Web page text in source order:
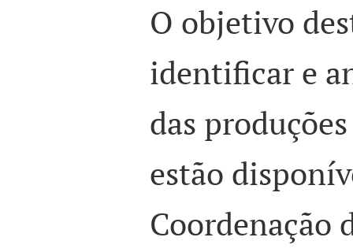
O objetivo
identificar e
das
estão
Coordenação